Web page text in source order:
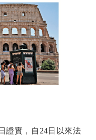
實，自24日以來法